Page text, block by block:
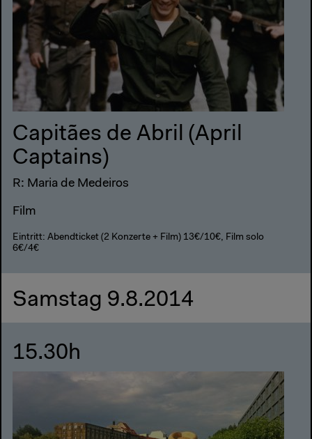
Capitães de Abril (April
Captains)
R: Maria de Medeiros
Film
Eintritt: Abendticket (2 Konzerte + Film) 13€/10€, Film solo
6€/4€
Samstag 9.8.2014
15.30h